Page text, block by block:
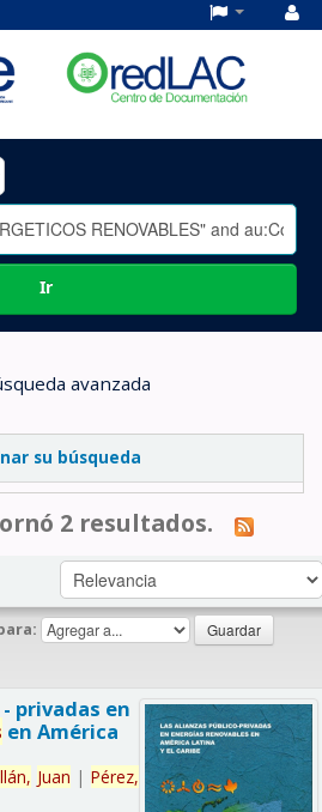
Ir
avanzada
su búsqueda
2 resultados.
privadas en
en América
Juan | Pérez,